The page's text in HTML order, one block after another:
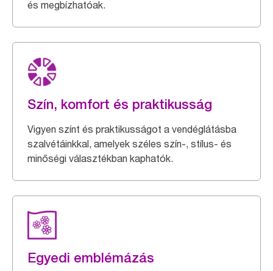
és megbízhatóak.
Szín, komfort és praktikusság
Vigyen színt és praktikusságot a vendéglátásba
szalvétáinkkal, amelyek széles szín-, stílus- és
minőségi választékban kaphatók.
Egyedi emblémázás